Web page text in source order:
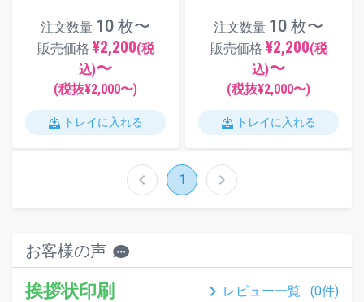
注文数量 10 枚〜
販売価格 ¥2,200(税
込)〜
(税抜¥2,000〜)
トレイに入れる
注文数量 10 枚〜
販売価格 ¥2,200(税
込)〜
(税抜¥2,000〜)
トレイに入れる
chevron_left 1 chevron_right
お客様の声
挨拶状印刷 keyboard_arrow_right レビュー一覧 (0件)